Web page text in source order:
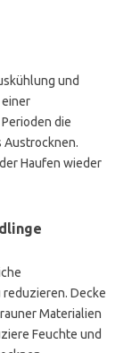
und
die
Austrocknen.
Haufen wieder
reduzieren. Decke
Materialien
Feuchte und